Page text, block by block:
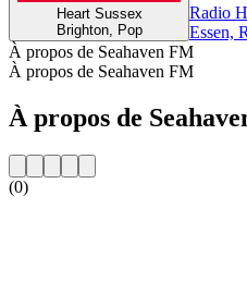
Heart Sussex
Brighton, Pop
Radio
Essen,
À propos de Seahaven FM
À propos de Seahaven FM
À propos de
(0)